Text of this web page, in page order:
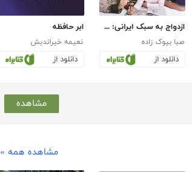
ازدواج به سبک ایرانی: همه چیز درباره ی پیوند زناشویی
صبا بیوک زاده
دانلود از
ابر حافظه
نعیمه خیراندیش
دانلود از
مشاهده
مشاهده همه »